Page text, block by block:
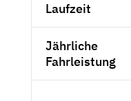
Laufzeit
Jährliche
Fahrleistung